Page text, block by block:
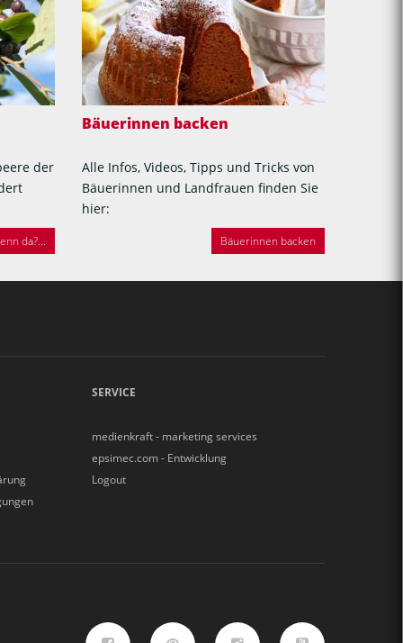
der
da?...
Bäuerinnen backen
Alle Infos, Videos, Tipps und Tricks von
Bäuerinnen und Landfrauen finden Sie
hier:
Bäuerinnen backen
SERVICE
medienkraft - marketing services
epsimec.com - Entwicklung
Logout